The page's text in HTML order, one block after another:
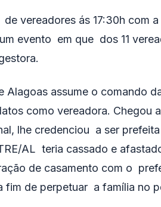
vereadores ás 17:30h com
evento em que dos 11
Alagoas assume o comando
como vereadora. Chegou
lhe credenciou a ser
AL teria cassado e
de casamento com o
fim de perpetuar a família no